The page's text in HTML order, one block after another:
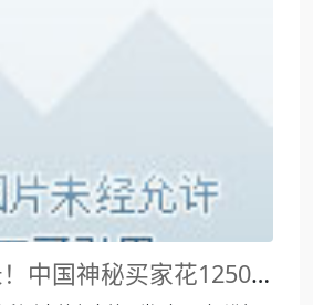
刷新世界纪录！中国神秘买家花1250万买下比利时赛鸽